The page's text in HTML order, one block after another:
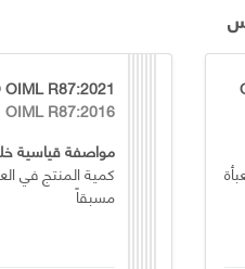
OIML R87:2021
OIML R87:2016
مواصفة قياسية
كمية المنتج في
مسبقاً